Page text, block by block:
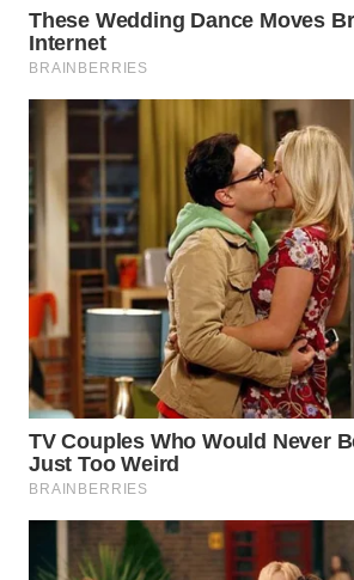
WN
SURABAYA
WN
WN
BINTAN
WN
MANDALIKA
WN
LIKUPANG
WN
LABUANBAJO
BORNEO